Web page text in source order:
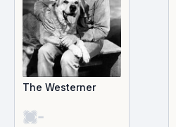
The Westerner
-